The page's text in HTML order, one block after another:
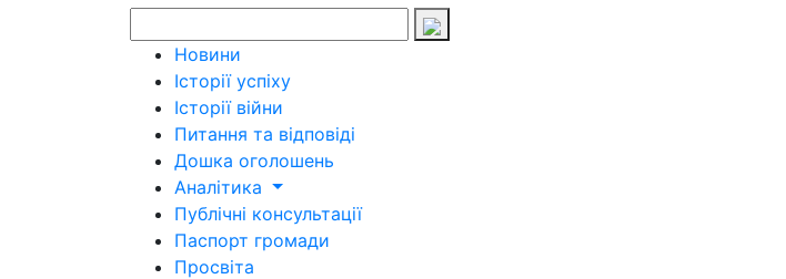
Новини
Історії успіху
Історії війни
Питання та відповіді
Дошка оголошень
Аналітика
Публічні консультації
Паспорт громади
Просвіта